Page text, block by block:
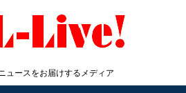
ュースをお届けするメディア